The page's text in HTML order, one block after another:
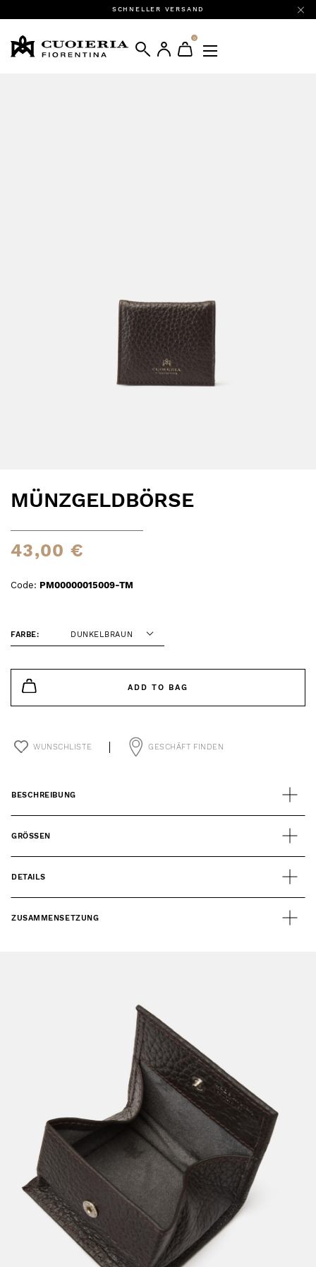
SCHNELLER VERSAND
0
MÜNZGELDBÖRSE
43,00 €
Code: PM00000015009-TM
FARBE: DUNKELBRAUN
ADD TO BAG
WUNSCHLISTE GESCHÄFT FINDEN
BESCHREIBUNG
GRÖSSEN
DETAILS
ZUSAMMENSETZUNG